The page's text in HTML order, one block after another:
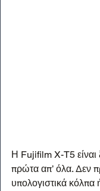
Η Fujifilm X-T5
πρώτα απ’ όλα. Δεν
υπολογιστικά κόλπα